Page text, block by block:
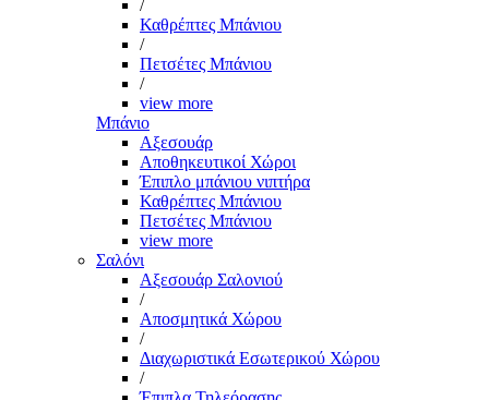
/
Καθρέπτες Μπάνιου
/
Πετσέτες Μπάνιου
/
view more
Μπάνιο
Αξεσουάρ
Αποθηκευτικοί Χώροι
Έπιπλο μπάνιου νιπτήρα
Καθρέπτες Μπάνιου
Πετσέτες Μπάνιου
view more
Σαλόνι
Αξεσουάρ Σαλονιού
/
Αποσμητικά Χώρου
/
Διαχωριστικά Εσωτερικού Χώρου
/